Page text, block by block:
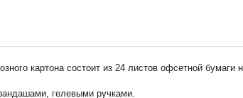
картона состоит из 24 листов офсетной бумаги
гелевыми ручками.